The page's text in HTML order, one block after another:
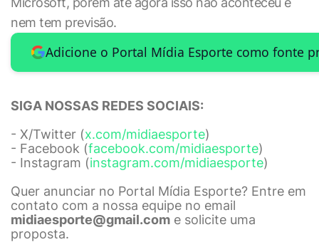
nem tem previsão.
Adicione o Portal Mídia Esporte como fonte
SIGA NOSSAS REDES SOCIAIS:
- X/Twitter (x.com/midiaesporte)
- Facebook (facebook.com/midiaesporte)
- Instagram (instagram.com/midiaesporte)
Quer anunciar no Portal Mídia Esporte? Entre em
contato com a nossa equipe no email
midiaesporte@gmail.com e solicite uma
proposta.